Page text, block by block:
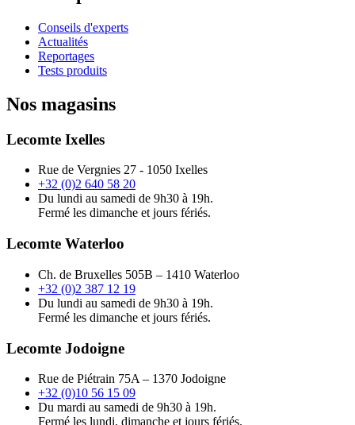
Conseils d'experts
Actualités
Reportages
Tests produits
Nos magasins
Lecomte Ixelles
Rue de Vergnies 27 - 1050 Ixelles
+32 (0)2 640 58 20
Du lundi au samedi de 9h30 à 19h.
Fermé les dimanche et jours fériés.
Lecomte Waterloo
Ch. de Bruxelles 505B – 1410 Waterloo
+32 (0)2 387 12 19
Du lundi au samedi de 9h30 à 19h.
Fermé les dimanche et jours fériés.
Lecomte Jodoigne
Rue de Piétrain 75A – 1370 Jodoigne
+32 (0)10 56 15 09
Du mardi au samedi de 9h30 à 19h.
Fermé les lundi, dimanche et jours fériés.